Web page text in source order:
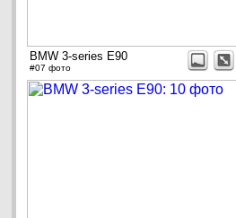
BMW 3-series E90
#07 фото